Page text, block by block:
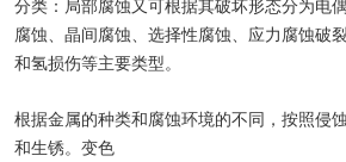
分类：局部腐蚀又可根据其破坏形态分为电
腐蚀、晶间腐蚀、选择性腐蚀、应力腐蚀破
和氢损伤等主要类型。
根据金属的种类和腐蚀环境的不同，按照侵
和生锈。变色